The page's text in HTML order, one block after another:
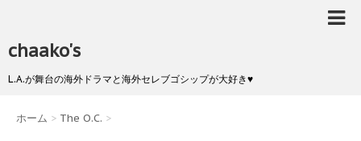
chaako's
L.A.が舞台の海外ドラマと海外セレブゴシップが大好き♥
ホーム > The O.C. >